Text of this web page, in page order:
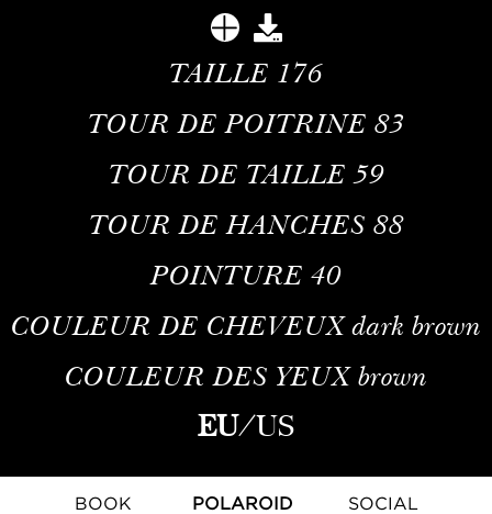
TAILLE 176
TOUR DE POITRINE 83
TOUR DE TAILLE 59
TOUR DE HANCHES 88
POINTURE 40
COULEUR DE CHEVEUXdark brown
COULEUR DES YEUXbrown
EU/US
BOOK POLAROID
SOCIAL